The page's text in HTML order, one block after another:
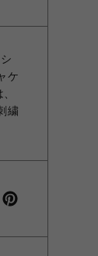
ケ
繍